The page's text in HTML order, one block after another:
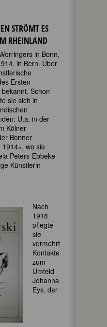
STRÖMT ES
RHEINLAND
in Bonn,
in Bern. Über
Ersten
Schon
sie sich in
U.a. in der
Kölner
Bonner
wo sie
Peters-Ebbeke
Künstlerin
Nach
1918
pflegte
sie
vermehrt
Kontakte
zum
Umfeld
Johanna
Eys, der